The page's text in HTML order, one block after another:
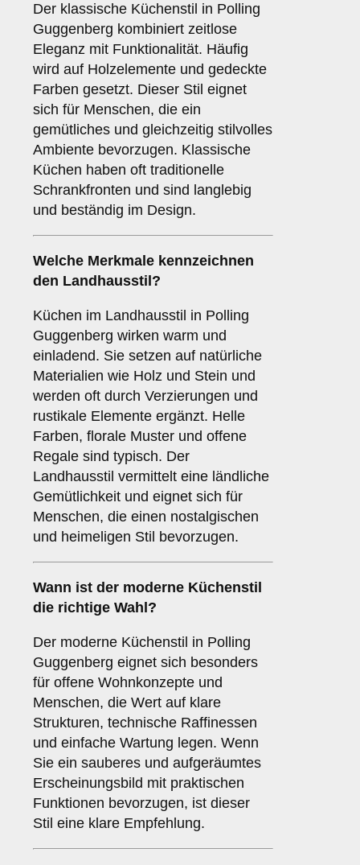
Der klassische Küchenstil in Polling
Guggenberg kombiniert zeitlose
Eleganz mit Funktionalität. Häufig
wird auf Holzelemente und gedeckte
Farben gesetzt. Dieser Stil eignet
sich für Menschen, die ein
gemütliches und gleichzeitig stilvolles
Ambiente bevorzugen. Klassische
Küchen haben oft traditionelle
Schrankfronten und sind langlebig
und beständig im Design.
Welche Merkmale kennzeichnen
den Landhausstil ?
Küchen im Landhausstil in Polling
Guggenberg wirken warm und
einladend. Sie setzen auf natürliche
Materialien wie Holz und Stein und
werden oft durch Verzierungen und
rustikale Elemente ergänzt. Helle
Farben, florale Muster und offene
Regale sind typisch. Der
Landhausstil vermittelt eine ländliche
Gemütlichkeit und eignet sich für
Menschen, die einen nostalgischen
und heimeligen Stil bevorzugen.
Wann ist der moderne Küchenstil
die richtige Wahl?
Der moderne Küchenstil in Polling
Guggenberg eignet sich besonders
für offene Wohnkonzepte und
Menschen, die Wert auf klare
Strukturen, technische Raffinessen
und einfache Wartung legen. Wenn
Sie ein sauberes und aufgeräumtes
Erscheinungsbild mit praktischen
Funktionen bevorzugen, ist dieser
Stil eine klare Empfehlung.